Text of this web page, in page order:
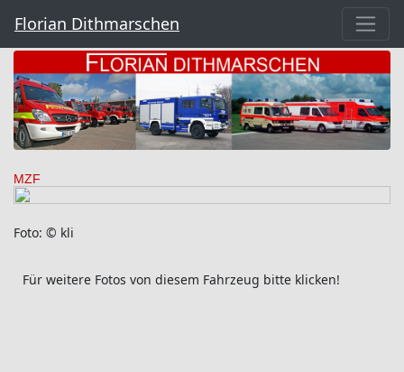
Florian Dithmarschen
MZF
Foto: © kli
Für weitere Fotos von diesem Fahrzeug bitte klicken!